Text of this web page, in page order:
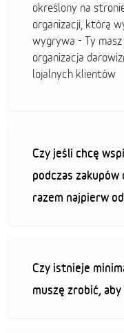
określony na
organizacji, którą
wygrywa - Ty
organizacja
lojalnych klientów
Czy jeśli chcę
podczas zakupów
razem najpierw
Czy istnieje
muszę zrobić,